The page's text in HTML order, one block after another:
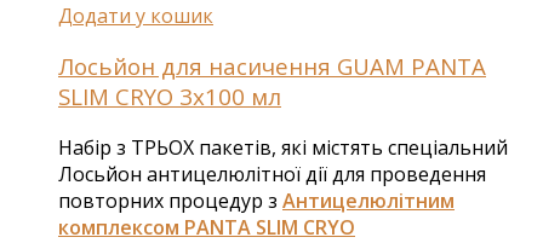
Додати у кошик
Лосьйон для насичення GUAM PANTA
SLIM CRYO 3х100 мл
Набір з ТРЬОХ пакетів, які містять спеціальний
Лосьйон антицелюлітної дії для проведення
повторних процедур з Антицелюлітним
комплексом PANTA SLIM CRYO